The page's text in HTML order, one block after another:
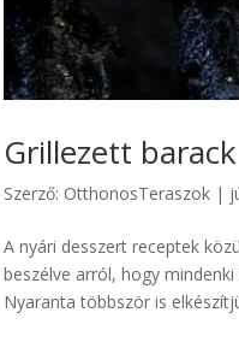
Grillezett
Szerző: OtthonosTeraszok |
A nyári desszert receptek
beszélve arról, hogy
Nyaranta többször is